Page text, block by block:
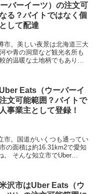
バーイーツ）の注文可
る？バイトではなく個
して配達
市。美しい夜景は北海道三大
や青の洞窟など観光名所も
的温暖な土地柄でもありま
Eats（ウーバーイ
文可能範囲？バイトで
事業主として登録！
市。国道がいくつも通ってい
の面積は約16.31km2で愛知
沢市はUber Eats（ウ